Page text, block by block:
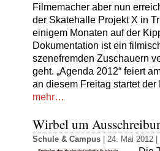
Filmemacher aber nun
der Skatehalle Projekt X in
einigem Monaten auf der
Dokumentation ist ein
szenefremden Zuschauern
geht. „Agenda 2012“ feiert
an diesem Freitag startet der
mehr…
Wirbel um
Schule & Campus | 24. Mai 2012 |